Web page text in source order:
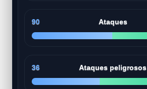
90 Ataques
36 Ataques peligrosos